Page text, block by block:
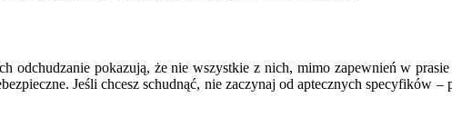
odchudzanie pokazują, że nie wszystkie z nich, mimo zapewnień w
Jeśli chcesz schudnąć, nie zaczynaj od aptecznych specyfików